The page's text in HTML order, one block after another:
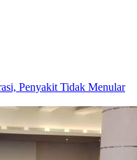
Penyakit Tidak Menular